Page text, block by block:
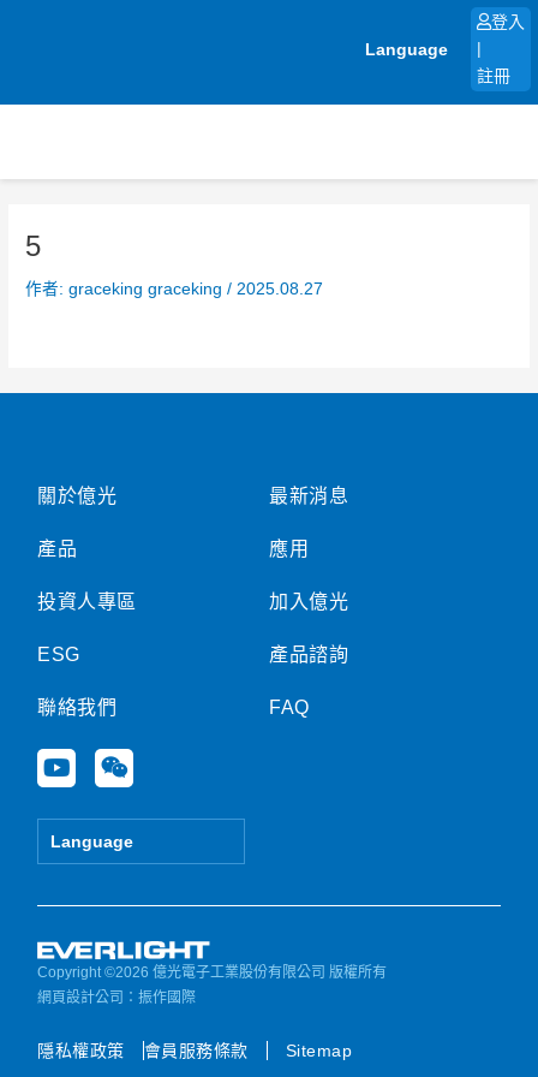
Language
登入
註冊
5
作者:graceking graceking/ 2025.08.27
關於億光
產品
投資人專區
ESG
聯絡我們
Y
o
u
e
W
e
i
Language
最新消息
應用
加入億光
產品諮詢
FAQ
Copyright ©2026 億光電子工業股份有限公司 版權所有
網頁設計公司 ：振作國際
隱私權政策 會員服務條款 Sitemap